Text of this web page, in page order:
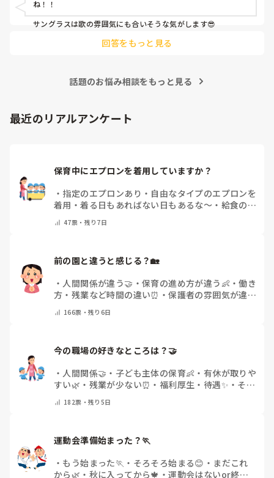
ね！！
サングラスは歌の雰囲気にも合いそうな気がします😎
回答をもっと見る
話題のお悩み相談をもっと見る
最近のリアルアンケート
保育中にエプロンを着用していますか？
・ 指定のエプロンあり ・ 自由なタイプのエプロンを
着用 ・着る日もあればない日もあるな～ ・ 給食のと
で教えてください)
47票・ 残り7日
前の園と違うと感じる？🏡
・ 人間関係が違う🤝 ・ 保育の進め方が違う👶 ・働き
方・残業など時間の違い⏰ ・保護者の雰囲気が違う
で教えてください)
166票・残り6日
・ 人間関係🤝 ・ 子ども主体の保育👶 ・ 有休が取りや
すい🌿 ・ 残業が少ない⏰ ・ 福利厚生・待遇✨ ・ その
182票・残り5日
運動会準備始まった？🏃
・ もう始まった🏃 ・ そろそろ始まる😊 ・ まだこれ
から🌿 ・ 秋に入ってから🍁 ・運動会はないor終わ